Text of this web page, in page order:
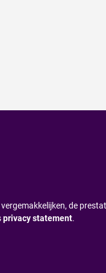
de
privacy statement.